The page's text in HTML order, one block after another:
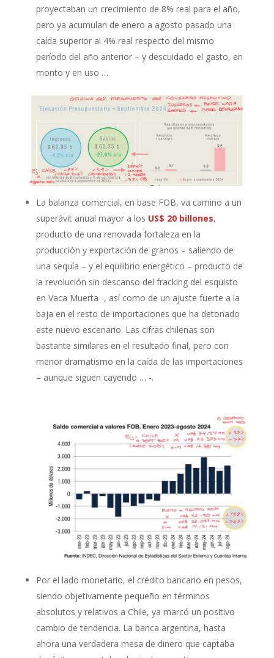
proyectaban un crecimiento de 8% real para el año,
pero ya acumulan de enero a agosto pasado una
caída superior al 4% real respecto del mismo
período del año anterior – y descuidado el gasto, en
monto y en uso …
La balanza comercial, en base FOB, va camino a un
superávit anual mayor a los US$ 20 billones,
producto de una renovada fortaleza en la
producción y exportación de granos – saliendo de
una sequía – y el equilibrio energético – producto de
la revolución sin descanso del fracking del esquisto
en Vaca Muerta -, así como de un ajuste fuerte a la
baja en el resto de importaciones que ha detonado
este nuevo escenario. Las cifras chilenas son
bastante similares en el resultado final, pero con
menor dramatismo en la caída de las importaciones
– aunque siguen cayendo … -.
Por el lado monetario, el crédito bancario en pesos,
siendo objetivamente pequeño en términos
absolutos y relativos a Chile, ya marcó un positivo
cambio de tendencia. La banca argentina, hasta
ahora una verdadera mesa de dinero que captaba